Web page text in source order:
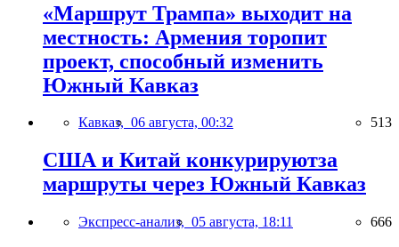
«Маршрут Трампа» выходит на
местность: Армения торопит
проект, способный изменить
Южный Кавказ
Кавказ, 06 августа, 00:32 513
США и Китай конкурируютза
маршруты через Южный Кавказ
Экспресс-анализ, 05 августа, 18:11 666